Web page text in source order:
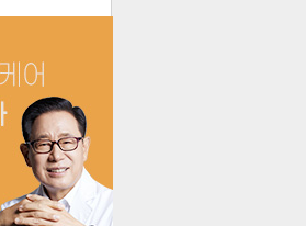
더보기